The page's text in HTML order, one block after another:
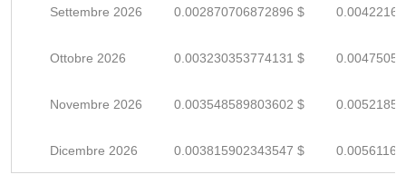
Settembre 2026 0.002870706872896 $
Ottobre 2026 0.003230353774131 $
Novembre 2026 0.003548589803602 $
Dicembre 2026 0.003815902343547 $